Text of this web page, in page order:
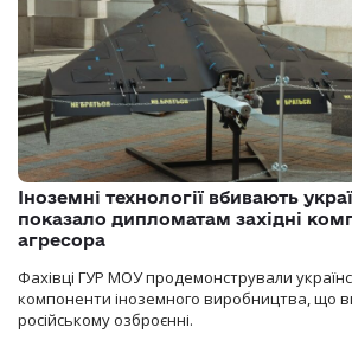
Іноземні технології вбивають
показало дипломатам західні
агресора
Фахівці ГУР МОУ продемонстрували
компоненти іноземного виробництва, що
російському озброєнні.